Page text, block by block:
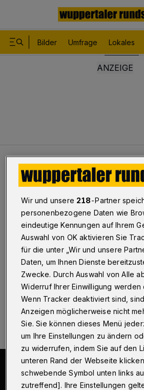
Bilder Umfrage Lokales
Lokales Wuppertaler
Fast so, als hätten
Wuppertal·... haben die
letzten Spielzeit diese Szenerie für
„Das Missverständnis“ entworfen.
03.01.2021 , 17:41 Uhr Eine Minute
Wir und unsere 218-Partner
personenbezogene Daten wie
eindeutige Kennungen auf Ihrem
Auswahl von OK aktivieren Sie
für die unter „Wir und unsere
Daten, um Ihnen Dienste
Zwecke. Durch Auswahl von Alle
Widerruf Ihrer Einwilligung werden
Wenn Tracker deaktiviert sind,
Anzeigen möglicherweise nicht
Sie. Sie können dieses Menü
um Ihre Einstellungen zu ändern
zu widerrufen, indem Sie auf den
unteren Rand der Webseite
schwebende Symbol unten links
zutreffend]. Ihre Einstellungen